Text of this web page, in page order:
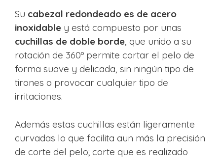
Su cabezal redondeado es de acero
inoxidable y está compuesto por unas
cuchillas de doble borde, que unido a su
rotación de 360º permite cortar el pelo de
forma suave y delicada, sin ningún tipo de
tirones o provocar cualquier tipo de
irritaciones.
Además estas cuchillas están ligeramente
curvadas lo que facilita aun más la precisión
de corte del pelo; corte que es realizado